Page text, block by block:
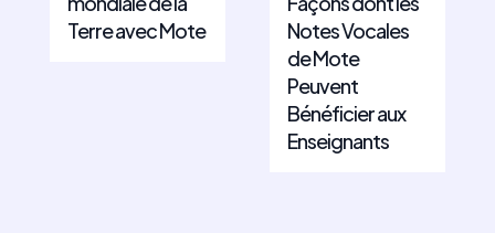
Terre avec Mote
Notes Vocales
de Mote
Peuvent
Bénéficier aux
Enseignants